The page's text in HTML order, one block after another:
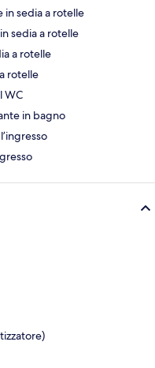
in sedia a rotelle
sedia a rotelle
a rotelle
rotelle
WC
in bagno